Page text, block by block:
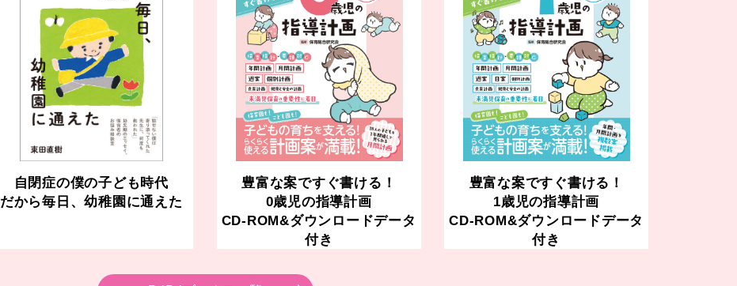
自閉症の僕の子ども時代
だから毎日、幼稚園に通えた
豊富な案ですぐ書ける！
0歳児の指導計画
CD-ROM&ダウンロードデータ
付き
豊富な案ですぐ書ける！
1歳児の指導計画
CD-ROM&ダウンロードデータ
付き